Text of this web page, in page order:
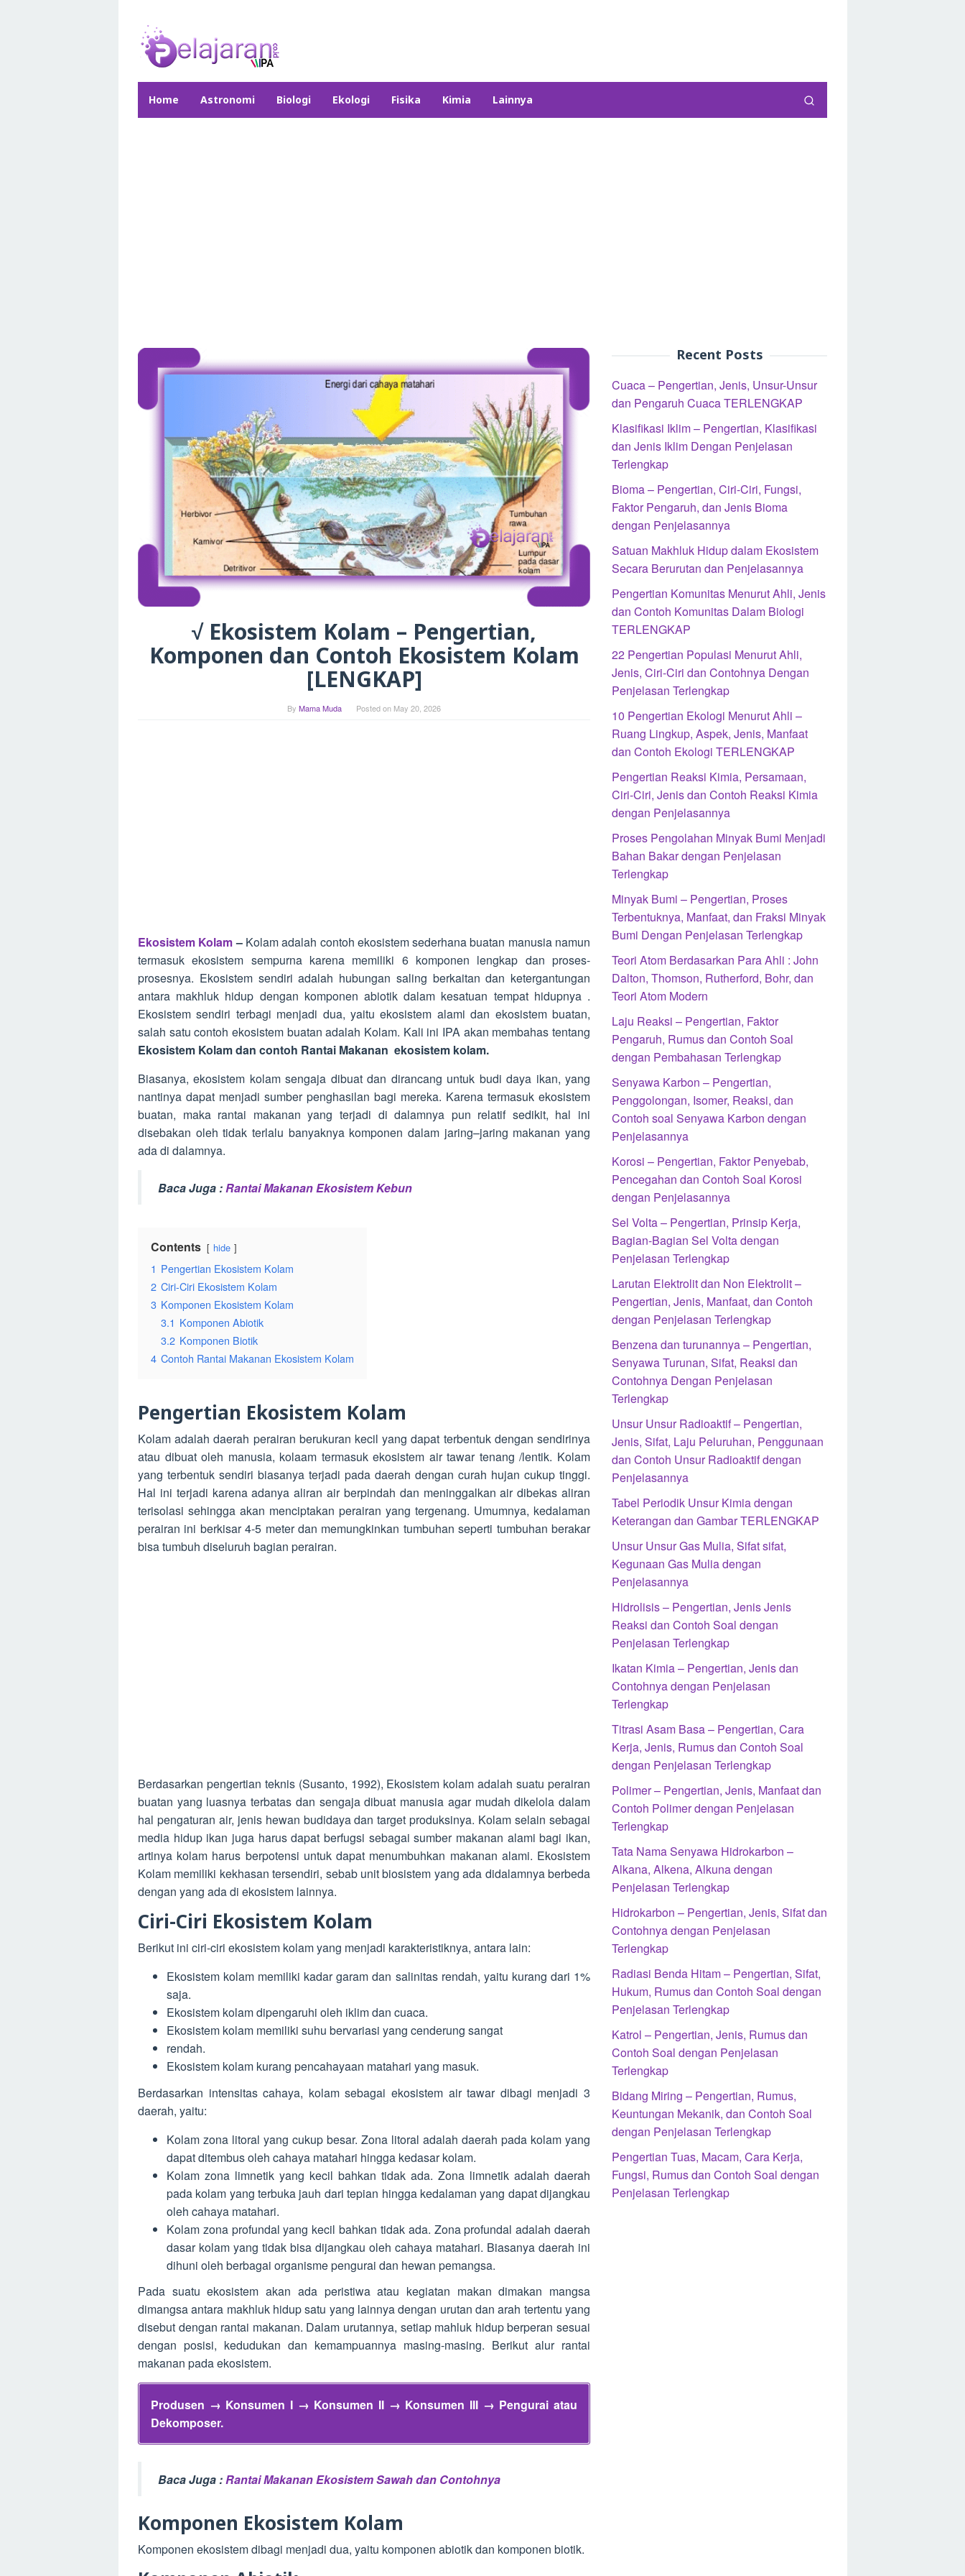
content
Home Astronomi Biologi Ekologi Fisika Kimia Lainnya
√ Ekosistem Kolam – Pengertian,
Komponen dan Contoh Ekosistem Kolam
[LENGKAP]
By Mama Muda Posted on May 20, 2026
Ekosistem Kolam–Kolam adalah contoh ekosistem sederhana buatan manusia namun
termasuk ekosistem sempurna karena memiliki 6 komponen lengkap dan proses-
prosesnya. Ekosistem sendiri adalah hubungan saling berkaitan dan ketergantungan
antara makhluk hidup dengan komponen abiotik dalam kesatuan tempat hidupnya .
Ekosistem sendiri terbagi menjadi dua, yaitu ekosistem alami dan ekosistem buatan,
salah satu contoh ekosistem buatan adalah Kolam. Kali ini IPA akan membahas tentang
Ekosistem Kolam dan contoh Rantai Makanan ekosistem kolam.
Biasanya, ekosistem kolam sengaja dibuat dan dirancang untuk budi daya ikan, yang
nantinya dapat menjadi sumber penghasilan bagi mereka. Karena termasuk ekosistem
buatan, maka rantai makanan yang terjadi di dalamnya pun relatif sedikit, hal ini
disebakan oleh tidak terlalu banyaknya komponen dalam jaring–jaring makanan yang
ada di dalamnya.
Baca Juga : Rantai Makanan Ekosistem Kebun
Contents hide
1 Pengertian Ekosistem Kolam
2 Ciri-Ciri Ekosistem Kolam
3 Komponen Ekosistem Kolam
3.1 Komponen Abiotik
3.2 Komponen Biotik
4 Contoh Rantai Makanan Ekosistem Kolam
Pengertian Ekosistem Kolam
Kolam adalah daerah perairan berukuran kecil yang dapat terbentuk dengan sendirinya
atau dibuat oleh manusia, kolaam termasuk ekosistem air tawar tenang /lentik. Kolam
yang terbentuk sendiri biasanya terjadi pada daerah dengan curah hujan cukup tinggi.
Hal ini terjadi karena adanya aliran air berpindah dan meninggalkan air dibekas aliran
terisolasi sehingga akan menciptakan perairan yang tergenang. Umumnya, kedalaman
perairan ini berkisar 4-5 meter dan memungkinkan tumbuhan seperti tumbuhan berakar
bisa tumbuh diseluruh bagian perairan.
Berdasarkan pengertian teknis (Susanto, 1992), Ekosistem kolam adalah suatu perairan
buatan yang luasnya terbatas dan sengaja dibuat manusia agar mudah dikelola dalam
hal pengaturan air, jenis hewan budidaya dan target produksinya. Kolam selain sebagai
media hidup ikan juga harus dapat berfugsi sebagai sumber makanan alami bagi ikan,
artinya kolam harus berpotensi untuk dapat menumbuhkan makanan alami. Ekosistem
Kolam memiliki kekhasan tersendiri, sebab unit biosistem yang ada didalamnya berbeda
dengan yang ada di ekosistem lainnya.
Ciri-Ciri Ekosistem Kolam
Berikut ini ciri-ciri ekosistem kolam yang menjadi karakteristiknya, antara lain:
Ekosistem kolam memiliki kadar garam dan salinitas rendah, yaitu kurang dari 1%
saja.
Ekosistem kolam dipengaruhi oleh iklim dan cuaca.
Ekosistem kolam memiliki suhu bervariasi yang cenderung sangat
rendah.
Ekosistem kolam kurang pencahayaan matahari yang masuk.
Berdasarkan intensitas cahaya, kolam sebagai ekosistem air tawar dibagi menjadi 3
daerah, yaitu:
Kolam zona litoral yang cukup besar. Zona litoral adalah daerah pada kolam yang
dapat ditembus oleh cahaya matahari hingga kedasar kolam.
Kolam zona limnetik yang kecil bahkan tidak ada. Zona limnetik adalah daerah
pada kolam yang terbuka jauh dari tepian hingga kedalaman yang dapat dijangkau
oleh cahaya matahari.
Kolam zona profundal yang kecil bahkan tidak ada. Zona profundal adalah daerah
dasar kolam yang tidak bisa dijangkau oleh cahaya matahari. Biasanya daerah ini
dihuni oleh berbagai organisme pengurai dan hewan pemangsa.
Pada suatu ekosistem akan ada peristiwa atau kegiatan makan dimakan mangsa
dimangsa antara makhluk hidup satu yang lainnya dengan urutan dan arah tertentu yang
disebut dengan rantai makanan. Dalam urutannya, setiap mahluk hidup berperan sesuai
dengan posisi, kedudukan dan kemampuannya masing-masing. Berikut alur rantai
makanan pada ekosistem.
Produsen → Konsumen I → Konsumen II → Konsumen III → Pengurai atau
Dekomposer.
Baca Juga : Rantai Makanan Ekosistem Sawah dan Contohnya
Komponen Ekosistem Kolam
Komponen ekosistem dibagi menjadi dua, yaitu komponen abiotik dan komponen biotik.
Recent Posts
Cuaca – Pengertian, Jenis, Unsur-Unsur
dan Pengaruh Cuaca TERLENGKAP
Klasifikasi Iklim – Pengertian, Klasifikasi
dan Jenis Iklim Dengan Penjelasan
Terlengkap
Bioma – Pengertian, Ciri-Ciri, Fungsi,
Faktor Pengaruh, dan Jenis Bioma
dengan Penjelasannya
Satuan Makhluk Hidup dalam Ekosistem
Secara Berurutan dan Penjelasannya
Pengertian Komunitas Menurut Ahli, Jenis
dan Contoh Komunitas Dalam Biologi
TERLENGKAP
22 Pengertian Populasi Menurut Ahli,
Jenis, Ciri-Ciri dan Contohnya Dengan
Penjelasan Terlengkap
10 Pengertian Ekologi Menurut Ahli –
Ruang Lingkup, Aspek, Jenis, Manfaat
dan Contoh Ekologi TERLENGKAP
Pengertian Reaksi Kimia, Persamaan,
Ciri-Ciri, Jenis dan Contoh Reaksi Kimia
dengan Penjelasannya
Proses Pengolahan Minyak Bumi Menjadi
Bahan Bakar dengan Penjelasan
Terlengkap
Minyak Bumi – Pengertian, Proses
Terbentuknya, Manfaat, dan Fraksi Minyak
Bumi Dengan Penjelasan Terlengkap
Teori Atom Berdasarkan Para Ahli : John
Dalton, Thomson, Rutherford, Bohr, dan
Teori Atom Modern
Laju Reaksi – Pengertian, Faktor
Pengaruh, Rumus dan Contoh Soal
dengan Pembahasan Terlengkap
Senyawa Karbon – Pengertian,
Penggolongan, Isomer, Reaksi, dan
Contoh soal Senyawa Karbon dengan
Penjelasannya
Korosi – Pengertian, Faktor Penyebab,
Pencegahan dan Contoh Soal Korosi
dengan Penjelasannya
Sel Volta – Pengertian, Prinsip Kerja,
Bagian-Bagian Sel Volta dengan
Penjelasan Terlengkap
Larutan Elektrolit dan Non Elektrolit –
Pengertian, Jenis, Manfaat, dan Contoh
dengan Penjelasan Terlengkap
Benzena dan turunannya – Pengertian,
Senyawa Turunan, Sifat, Reaksi dan
Contohnya Dengan Penjelasan
Terlengkap
Unsur Unsur Radioaktif – Pengertian,
Jenis, Sifat, Laju Peluruhan, Penggunaan
dan Contoh Unsur Radioaktif dengan
Penjelasannya
Tabel Periodik Unsur Kimia dengan
Keterangan dan Gambar TERLENGKAP
Unsur Unsur Gas Mulia, Sifat sifat,
Kegunaan Gas Mulia dengan
Penjelasannya
Hidrolisis – Pengertian, Jenis Jenis
Reaksi dan Contoh Soal dengan
Penjelasan Terlengkap
Ikatan Kimia – Pengertian, Jenis dan
Contohnya dengan Penjelasan
Terlengkap
Titrasi Asam Basa – Pengertian, Cara
Kerja, Jenis, Rumus dan Contoh Soal
dengan Penjelasan Terlengkap
Polimer – Pengertian, Jenis, Manfaat dan
Contoh Polimer dengan Penjelasan
Terlengkap
Tata Nama Senyawa Hidrokarbon –
Alkana, Alkena, Alkuna dengan
Penjelasan Terlengkap
Hidrokarbon – Pengertian, Jenis, Sifat dan
Contohnya dengan Penjelasan
Terlengkap
Radiasi Benda Hitam – Pengertian, Sifat,
Hukum, Rumus dan Contoh Soal dengan
Penjelasan Terlengkap
Katrol – Pengertian, Jenis, Rumus dan
Contoh Soal dengan Penjelasan
Terlengkap
Bidang Miring – Pengertian, Rumus,
Keuntungan Mekanik, dan Contoh Soal
dengan Penjelasan Terlengkap
Pengertian Tuas, Macam, Cara Kerja,
Fungsi, Rumus dan Contoh Soal dengan
Penjelasan Terlengkap